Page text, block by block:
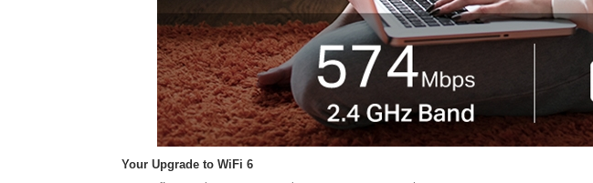
Your Upgrade to WiFi 6